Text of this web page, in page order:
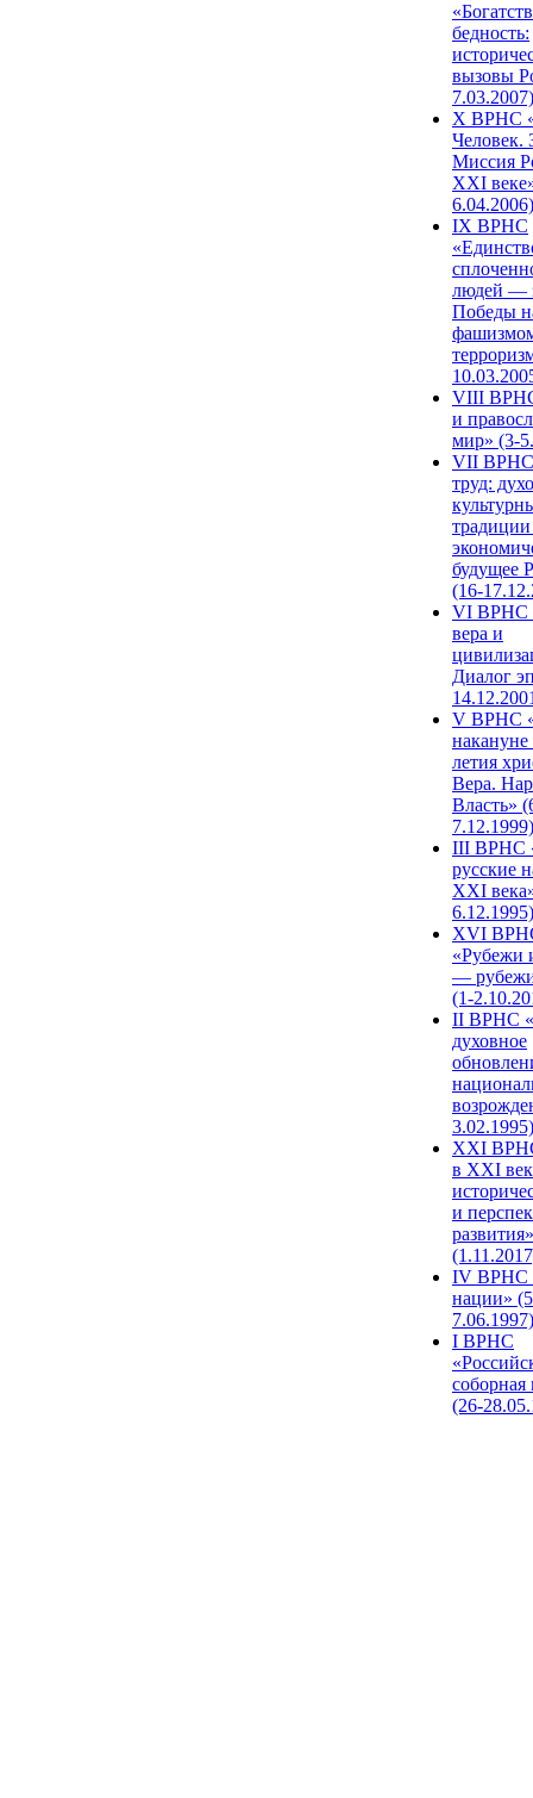
бедность:
вызовы
7.03.2007)
X ВРНС
Человек.
Миссия
XXI
6.04.2006)
IX ВРНС
людей —
Победы
VIII
и
мир» (3-
VII ВРНС
труд:
будущее
(16-
VI ВРНС
вера и
Диалог
V ВРНС
накануне
летия
Вера.
Власть»
7.12.1999)
III ВРНС
русские
XXI
6.12.1995)
XVI
«Рубежи
—
(1-
II ВРНС
духовное
3.02.1995)
XХI
в XXI
и
развития»
IV ВРНС
нации»
7.06.1997)
I ВРНС
(26-